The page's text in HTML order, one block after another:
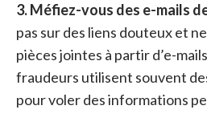
3. Méfiez-vous des e-mails
pas sur des liens douteux et
pièces jointes à partir d’e-
fraudeurs utilisent souvent
pour voler des informations